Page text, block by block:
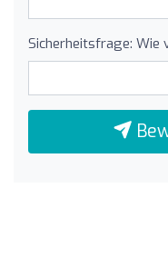
Sicherheitsfrage: Wie